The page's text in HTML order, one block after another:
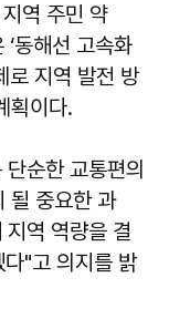
역 주민 약
동해선 고속화
로 지역 발전 방
획이다.
순한 교통편의
될 중요한 과
역 역량을 결
"고 의지를 밝